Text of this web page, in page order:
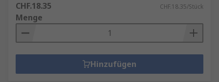
CHF.18.35 CHF.18.35/Stück
Menge
Hinzufügen